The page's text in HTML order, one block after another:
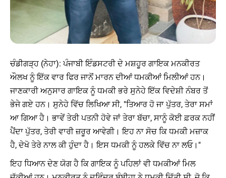
ਚੰਡੀਗੜ੍ਹ (ਨੇਹਾ): ਪੰਜਾਬੀ ਇੰਡਸਟਰੀ ਦੇ ਮਸ਼ਹੂਰ ਗਾਇਕ ਮਨਕੀਰਤ
ਔਲਖ ਨੂੰ ਇੱਕ ਵਾਰ ਫਿਰ ਜਾਨੋਂ ਮਾਰਨ ਦੀਆਂ ਧਮਕੀਆਂ ਮਿਲੀਆਂ ਹਨ।
ਜਾਣਕਾਰੀ ਅਨੁਸਾਰ ਗਾਇਕ ਨੂੰ ਧਮਕੀ ਭਰੇ ਸੁਨੇਹੇ ਇੱਕ ਵਿਦੇਸ਼ੀ ਨੰਬਰ ਤੋਂ
ਭੇਜੇ ਗਏ ਹਨ। ਸੁਨੇਹੇ ਵਿੱਚ ਲਿਖਿਆ ਸੀ, "ਤਿਆਰ ਹੋ ਜਾ ਪੁੱਤਰ, ਤੇਰਾ ਸਮਾਂ
ਆ ਗਿਆ ਹੈ। ਭਾਵੇਂ ਤੇਰੀ ਪਤਨੀ ਹੋਵੇ ਜਾਂ ਤੇਰਾ ਬੱਚਾ, ਸਾਨੂੰ ਕੋਈ ਫ਼ਰਕ ਨਹੀਂ
ਪੈਂਦਾ ਪੁੱਤਰ, ਤੇਰੀ ਵਾਰੀ ਜ਼ਰੂਰ ਆਵੇਗੀ। ਇਹ ਨਾ ਸੋਚ ਕਿ ਧਮਕੀ ਮਜ਼ਾਕ
ਹੈ, ਦੇਖੋ ਤੇਰੇ ਨਾਲ ਕੀ ਹੁੰਦਾ ਹੈ। ਇਸ ਧਮਕੀ ਨੂੰ ਹਲਕੇ ਵਿੱਚ ਨਾ ਲਓ।"
ਇਹ ਧਿਆਨ ਦੇਣ ਯੋਗ ਹੈ ਕਿ ਗਾਇਕ ਨੂੰ ਪਹਿਲਾਂ ਵੀ ਧਮਕੀਆਂ ਮਿਲ